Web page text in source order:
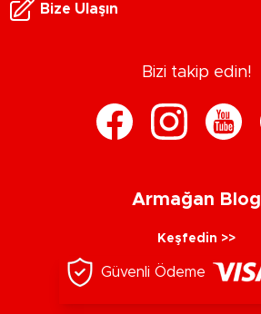
Bize Ulaşın
Bizi takip edin!
Armağan Blog
Keşfedin >>
Güvenli Ödeme